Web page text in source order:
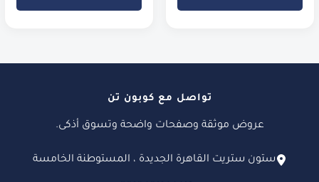
تواصل مع كوبون تن
عروض موثقة وصفحات واضحة وتسوق أذكى.
ستون ستريت القاهرة الجديدة ، المستوطنة الخامسة